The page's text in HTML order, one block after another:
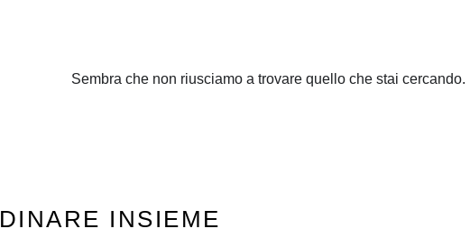
Sembra che non riusciamo a trovare quello che stai cercando.
INSIEME